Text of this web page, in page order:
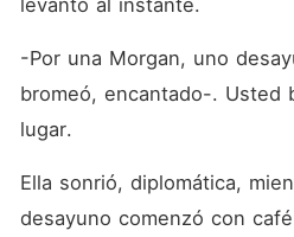
levantó al instante.
-Por una Morgan, uno
bromeó, encantado-. Usted
lugar.
Ella sonrió, diplomática,
desayuno comenzó con